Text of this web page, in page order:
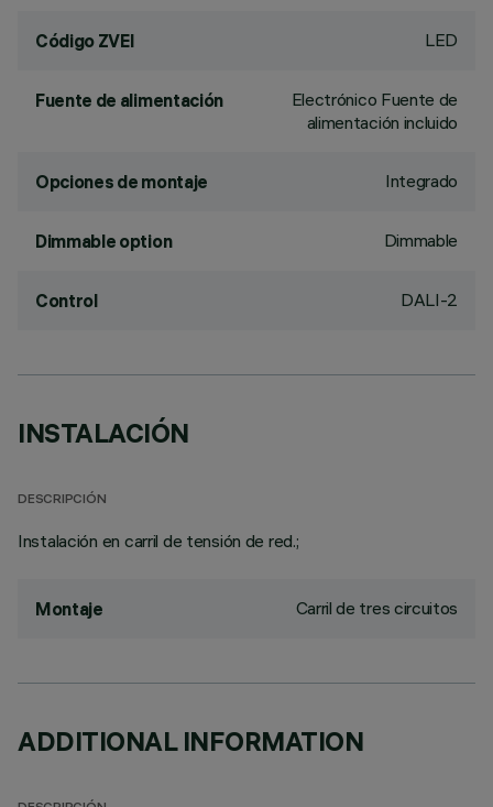
Código ZVEI LED
Fuente de alimentación
Electrónico Fuente de
alimentación incluido
Opciones de montaje Integrado
Dimmable option Dimmable
Control DALI-2
INSTALACIÓN
DESCRIPCIÓN
Instalación en carril de tensión de red.;
Montaje Carril de tres circuitos
ADDITIONAL INFORMATION